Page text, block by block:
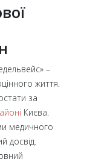
–
життя.
за
Києва.
медичного
досвід.